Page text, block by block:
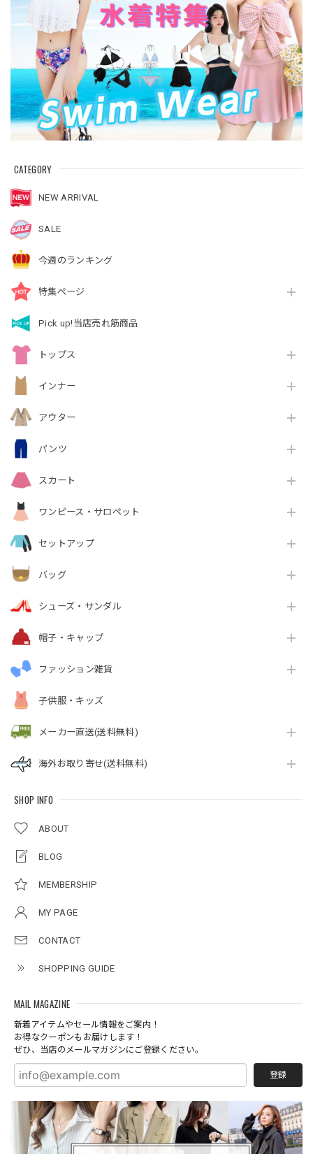
CATEGORY
NEW ARRIVAL
SALE
今週のランキング
特集ページ
Pick up!当店売れ筋商品
トップス
インナー
アウター
パンツ
スカート
ワンピース・サロペット
セットアップ
バッグ
シューズ・サンダル
帽子・キャップ
ファッション雑貨
子供服・キッズ
メーカー直送(送料無料)
海外お取り寄せ(送料無料)
SHOP INFO
ABOUT
BLOG
MEMBERSHIP
MY PAGE
CONTACT
SHOPPING GUIDE
MAIL MAGAZINE
新着アイテムやセール情報をご案内！
お得なクーポンもお届けします！
ぜひ、当店のメールマガジンにご登録ください。
登録